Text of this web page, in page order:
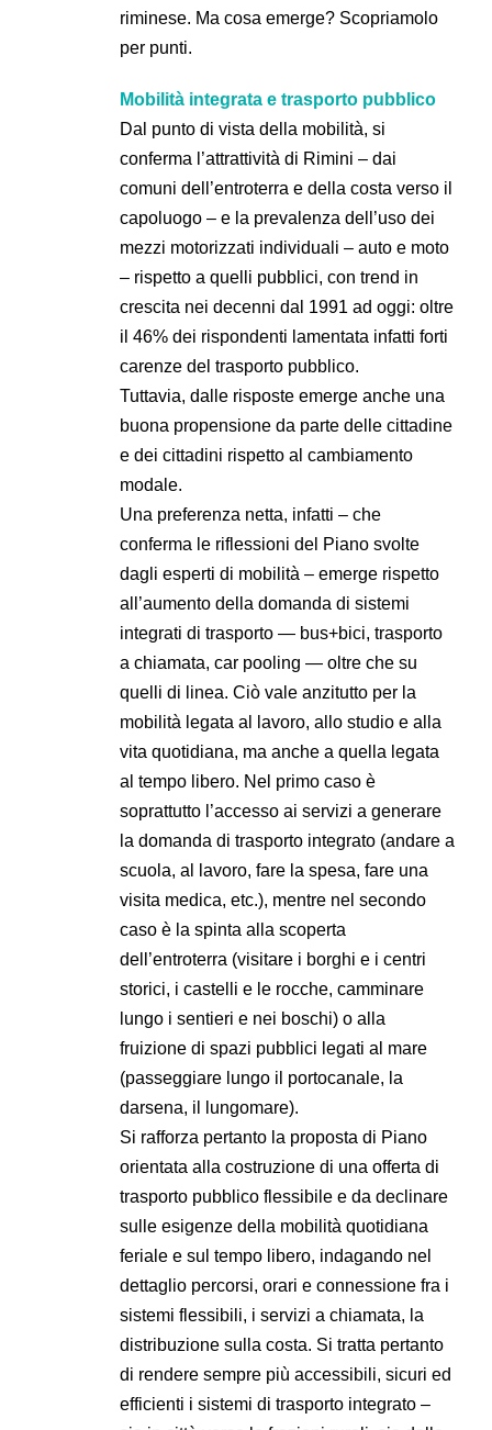
riminese. Ma cosa emerge? Scopriamolo
per punti.
Mobilità integrata e trasporto pubblico
Dal punto di vista della mobilità, si
conferma l’attrattività di Rimini – dai
comuni dell’entroterra e della costa verso il
capoluogo – e la prevalenza dell’uso dei
mezzi motorizzati individuali – auto e moto
– rispetto a quelli pubblici, con trend in
crescita nei decenni dal 1991 ad oggi: oltre
il 46% dei rispondenti lamentata infatti forti
carenze del trasporto pubblico.
Tuttavia, dalle risposte emerge anche una
buona propensione da parte delle cittadine
e dei cittadini rispetto al cambiamento
modale.
Una preferenza netta, infatti – che
conferma le riflessioni del Piano svolte
dagli esperti di mobilità – emerge rispetto
all’aumento della domanda di sistemi
integrati di trasporto — bus+bici, trasporto
a chiamata, car pooling — oltre che su
quelli di linea. Ciò vale anzitutto per la
mobilità legata al lavoro, allo studio e alla
vita quotidiana, ma anche a quella legata
al tempo libero. Nel primo caso è
soprattutto l’accesso ai servizi a generare
la domanda di trasporto integrato (andare a
scuola, al lavoro, fare la spesa, fare una
visita medica, etc.), mentre nel secondo
caso è la spinta alla scoperta
dell’entroterra (visitare i borghi e i centri
storici, i castelli e le rocche, camminare
lungo i sentieri e nei boschi) o alla
fruizione di spazi pubblici legati al mare
(passeggiare lungo il portocanale, la
darsena, il lungomare).
Si rafforza pertanto la proposta di Piano
orientata alla costruzione di una offerta di
trasporto pubblico flessibile e da declinare
sulle esigenze della mobilità quotidiana
feriale e sul tempo libero, indagando nel
dettaglio percorsi, orari e connessione fra i
sistemi flessibili, i servizi a chiamata, la
distribuzione sulla costa. Si tratta pertanto
di rendere sempre più accessibili, sicuri ed
efficienti i sistemi di trasporto integrato –